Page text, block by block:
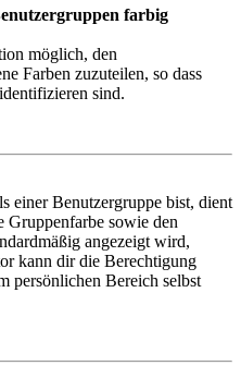
farbig
möglich, den
Farben zuzuteilen, so dass
sind.
einer Benutzergruppe bist, dient
Gruppenfarbe sowie den
angezeigt wird,
kann dir die Berechtigung
persönlichen Bereich selbst